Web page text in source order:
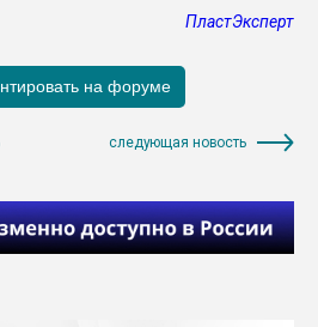
ПластЭксперт
следующая новость